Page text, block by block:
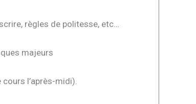
règles de politesse, etc…
majeurs
l’après-midi).